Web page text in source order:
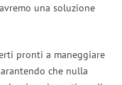
una soluzione
pronti a maneggiare
che nulla